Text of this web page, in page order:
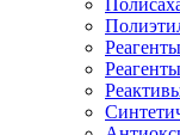
Реагенты